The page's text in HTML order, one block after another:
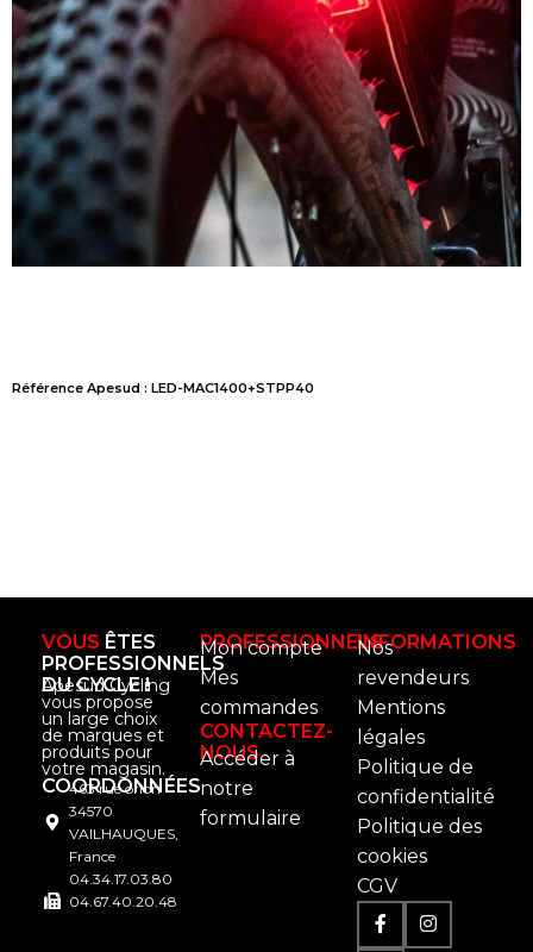
Référence Apesud : LED-MAC1400+STPP40
VOUS ÊTES
PROFESSIONNELS
DU CYCLE !
Apesud Cycling
vous propose
un large choix
de marques et
produits pour
votre magasin.
COORDONNÉES
463 rue orion
34570
VAILHAUQUES,
France
04.34.17.03.80
04.67.40.20.48
PROFESSIONNELS
Mon compte
Mes
commandes
CONTACTEZ-
NOUS
Accéder à
notre
formulaire
INFORMATIONS
Nos
revendeurs
Mentions
légales
Politique de
confidentialité
Politique des
cookies
CGV